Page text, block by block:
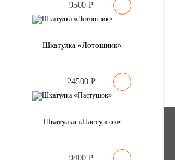
9500 Р
Шкатулка «Лотошник»
24500Р
Шкатулка «Пастушок»
9400 Р